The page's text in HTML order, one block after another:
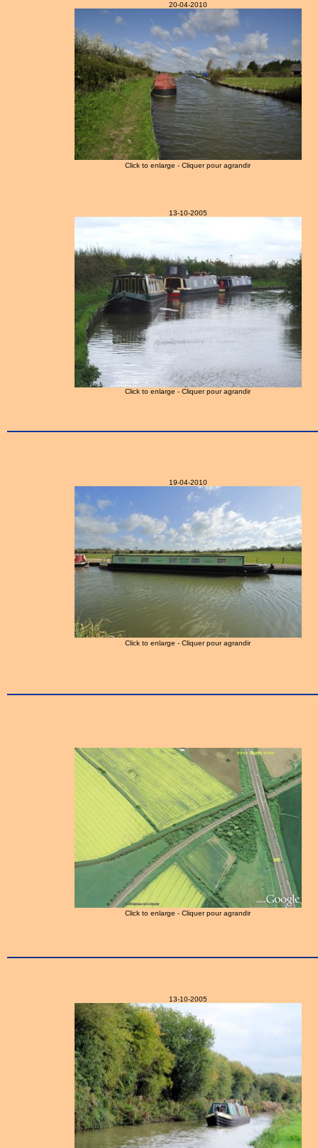
20-04-2010
Click to enlarge - Cliquer pour agrandir
13-10-2005
Click to enlarge - Cliquer pour agrandir
19-04-2010
Click to enlarge - Cliquer pour agrandir
Click to enlarge - Cliquer pour agrandir
13-10-2005